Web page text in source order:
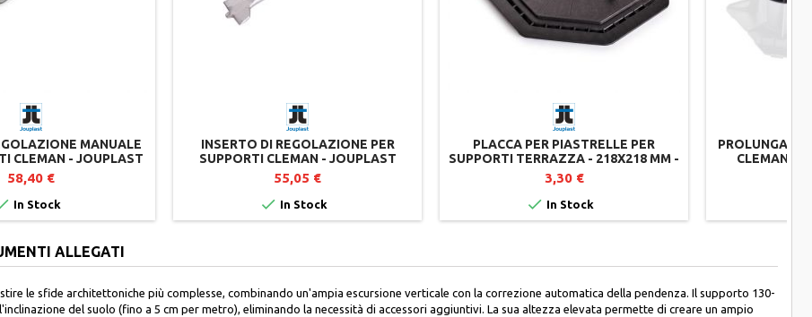
MANUALE
CLEMAN - JOUPLAST
58,40 €
In Stock
INSERTO DI REGOLAZIONE PER
SUPPORTI CLEMAN - JOUPLAST
55,05 €
 In Stock
PLACCA PER PIASTRELLE PER
SUPPORTI TERRAZZA - 218X218 MM -
GAMMA CLEMAN - JOUPLAST
3,30 €
 In Stock
PROLUNGA
CLEMAN -
ALLEGATI
le sfide architettoniche più complesse, combinando un'ampia escursione verticale con la correzione automatica della pendenza. Il supporto 130-
del suolo (fino a 5 cm per metro), eliminando la necessità di accessori aggiuntivi. La sua altezza elevata permette di creare un ampio